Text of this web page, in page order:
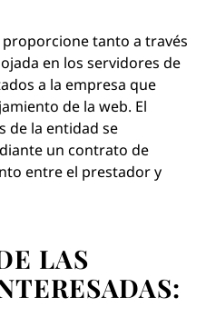
tanto a través
en los servidores de
a la empresa que
de la web. El
de la entidad se
un contrato de
entre el prestador y
LAS